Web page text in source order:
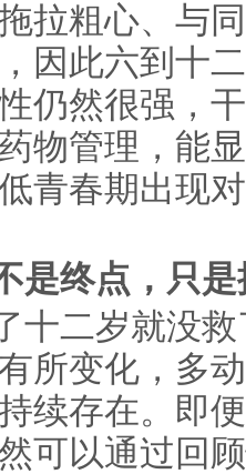
拉粗心、与
因此六到十
仍然很强，
物管理，能
青春期出现
是终点，只
十二岁就没
所变化，多
续存在。即
可以通过回